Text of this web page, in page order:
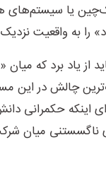
یا سیستم‌های
را به واقعیت
از یاد برد که
چالش در این
حکمرانی
ناگسستنی میان